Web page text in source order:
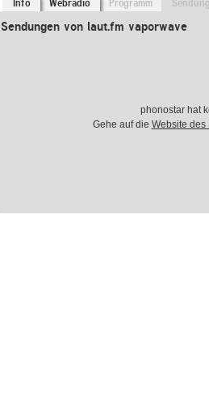
Info Webradio Programm
Sendungen von laut.fm vaporwave
phonostar hat
Gehe auf die Website des